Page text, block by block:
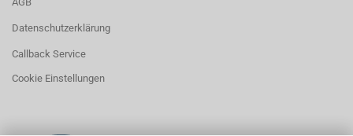
Datenschutzerklärung
Callback Service
Cookie Einstellungen